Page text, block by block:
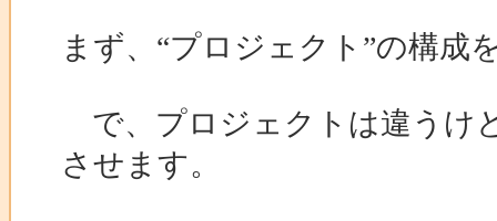
まず、“プロジェクト”の構成
で、プロジェクトは違うけ
させます。